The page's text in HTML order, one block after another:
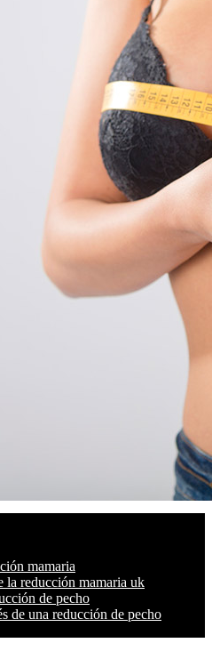
mamaria
la reducción mamaria uk
de pecho
de una reducción de pecho